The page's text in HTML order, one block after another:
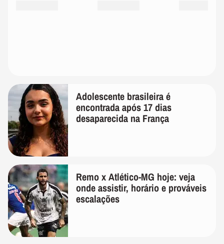
Adolescente brasileira é
encontrada após 17 dias
desaparecida na França
Remo x Atlético-MG hoje: veja
onde assistir, horário e prováveis
escalações